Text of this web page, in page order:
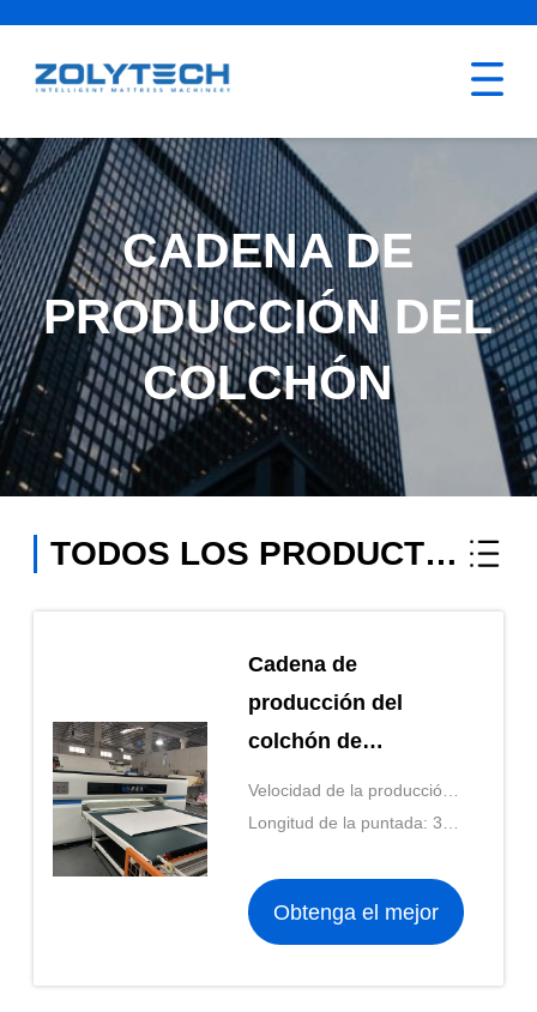
CADENA DE
PRODUCCIÓN DEL
COLCHÓN
TODOS LOS PRODUCTOS
Cadena de
producción del
colchón de
ZOLYTECH puntada
de Hemming
del colchón
Velocidad de la producción:
2-3pcs/min
Longitud de la puntada: 3-
Obtenga el mejor